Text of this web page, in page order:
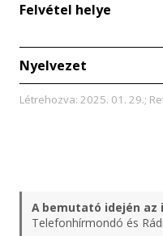
Felvétel helye
Nyelvezet
Létrehozva: 2025. 01. 29.;
A bemutató idején az
Telefonhírmondó és